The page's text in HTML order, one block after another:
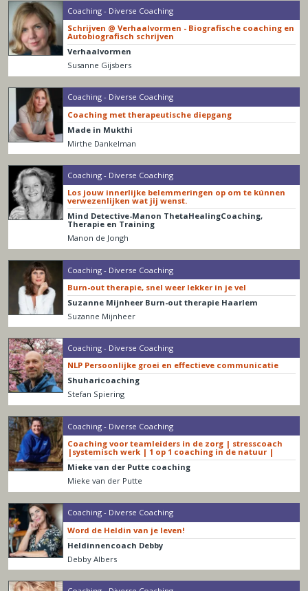
Coaching - Diverse Coaching
Schrijven @ Verhaalvormen - Biografische coaching en
Autobiografisch schrijven
Verhaalvormen
Susanne Gijsbers
Coaching - Diverse Coaching
Coaching met therapeutische diepgang
Made in Mukthi
Mirthe Dankelman
Coaching - Diverse Coaching
Los jouw innerlijke belemmeringen op om te kúnnen
verwezenlijken wat jij wenst.
Mind Detective-Manon ThetaHealingCoaching,
Therapie en Training
Manon de Jongh
Coaching - Diverse Coaching
Burn-out therapie, snel weer lekker in je vel
Suzanne Mijnheer Burn-out therapie Haarlem
Suzanne Mijnheer
Coaching - Diverse Coaching
NLP Persoonlijke groei en effectieve communicatie
Shuharicoaching
Stefan Spiering
Coaching - Diverse Coaching
Coaching voor teamleiders in de zorg | stresscoach
|systemisch werk | 1 op 1 coaching in de natuur |
Mieke van der Putte coaching
Mieke van der Putte
Coaching - Diverse Coaching
Word de Heldin van je leven!
Heldinnencoach Debby
Debby Albers